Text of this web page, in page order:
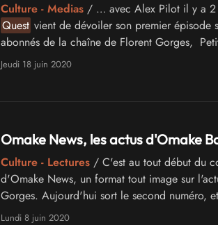
Culture - Medias/ … avec Alex Pilot il y a 2
Quest vient de dévoiler son premier
abonnés de la chaîne de Florent Gorges,
beau succès de sa …
Jeudi 18 juin 2020
Omake News, les actus d'Omake
Culture - Lectures/ C'est au tout début du
d'Omake News, un format tout image sur
Gorges. Aujourd'hui sort le second numéro,
avec un programme aussi alléchant !
Lundi 8 juin 2020